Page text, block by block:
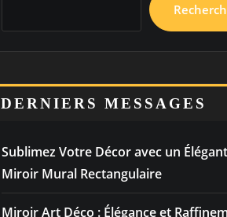
DERNIERS MESSAGES
Sublimez Votre Décor avec un Élégant
Miroir Mural Rectangulaire
Miroir Art Déco : Élégance et